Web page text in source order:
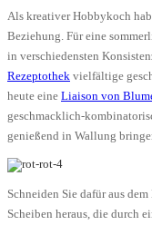
Als kreativer Hobbykoch
Beziehung. Für eine
in verschiedensten
Rezeptothek vielfältige
heute eine Liaison von
geschmacklich-
genießend in Wallung
Schneiden Sie dafür aus
Scheiben heraus, die durch